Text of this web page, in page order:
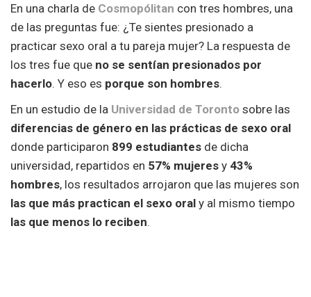
En una charla de Cosmopólitan con tres hombres, una
de las preguntas fue: ¿Te sientes presionado a
practicar sexo oral a tu pareja mujer? La respuesta de
los tres fue que no se sentían presionados por
hacerlo. Y eso es porque son hombres.
En un estudio de la Universidad de Toronto sobre las
diferencias de género en las prácticas de sexo oral
donde participaron 899 estudiantes de dicha
universidad, repartidos en 57% mujeres y 43%
hombres, los resultados arrojaron que las mujeres son
las que más practican el sexo oral y al mismo tiempo
las que menos lo reciben.